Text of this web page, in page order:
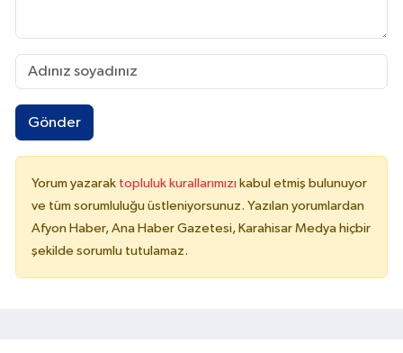
Gönder
Yorum yazarak topluluk kurallarımızı kabul etmiş bulunuyor
ve tüm sorumluluğu üstleniyorsunuz. Yazılan yorumlardan
Afyon Haber, Ana Haber Gazetesi, Karahisar Medya hiçbir
şekilde sorumlu tutulamaz.